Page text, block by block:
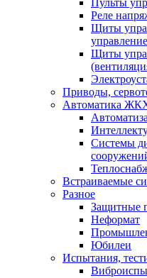
Пульты
Реле
Щиты
Щиты
Приводы,
Автоматика
Системы
Встраиваемые
Разное
Защитные
Неформат
Юбилеи
Испытания,